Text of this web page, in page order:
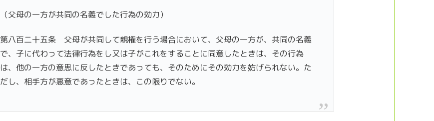
（父母の一方が共同の名義でした行為の効力）
第八百二十五条 父母が共同して親権を行う場合において、父母の一方が、共同の名義
で、子に代わって法律行為をし又は子がこれをすることに同意したときは、その行為
は、他の一方の意思に反したときであっても、そのためにその効力を妨げられない。た
だし、相手方が悪意であったときは、この限りでない。